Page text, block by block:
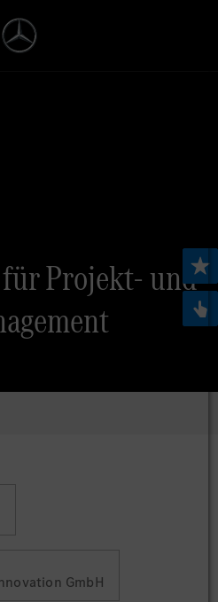
Projekt- und
GmbH